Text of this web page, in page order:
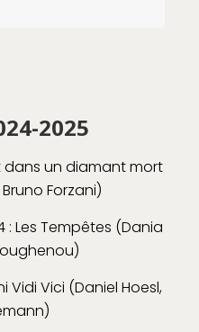
2025
dans un diamant mort
Forzani)
Les Tempêtes (Dania
Vidi Vici (Daniel Hoesl,